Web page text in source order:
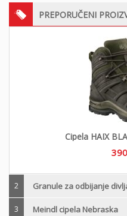
PREPORUČENI
Cipela HAIX
2 Granule za odbijanje
3 Meindl cipela Nebraska